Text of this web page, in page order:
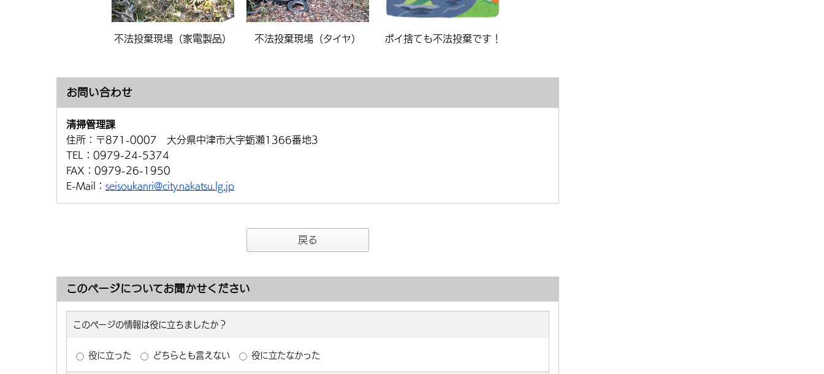
不法投棄現場（家電製品） 不法投棄現場（タイヤ） ポイ捨ても不法投棄です！
お問い合わせ
清掃管理課
住所： 〒871-0007 大分県中津市大字蛎瀬1366番地3
TEL： 0979-24-5374
FAX： 0979-26-1950
E-Mail： seisoukanri@city.nakatsu.lg.jp
戻る
このページについてお聞かせください